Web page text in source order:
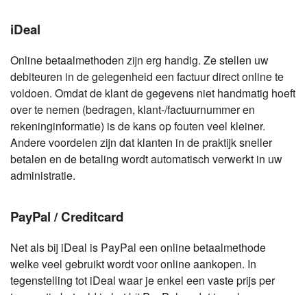
iDeal
Online betaalmethoden zijn erg handig. Ze stellen uw
debiteuren in de gelegenheid een factuur direct online te
voldoen. Omdat de klant de gegevens niet handmatig hoeft
over te nemen (bedragen, klant-/factuurnummer en
rekeninginformatie) is de kans op fouten veel kleiner.
Andere voordelen zijn dat klanten in de praktijk sneller
betalen en de betaling wordt automatisch verwerkt in uw
administratie.
PayPal / Creditcard
Net als bij iDeal is PayPal een online betaalmethode
welke veel gebruikt wordt voor online aankopen. In
tegenstelling tot iDeal waar je enkel een vaste prijs per